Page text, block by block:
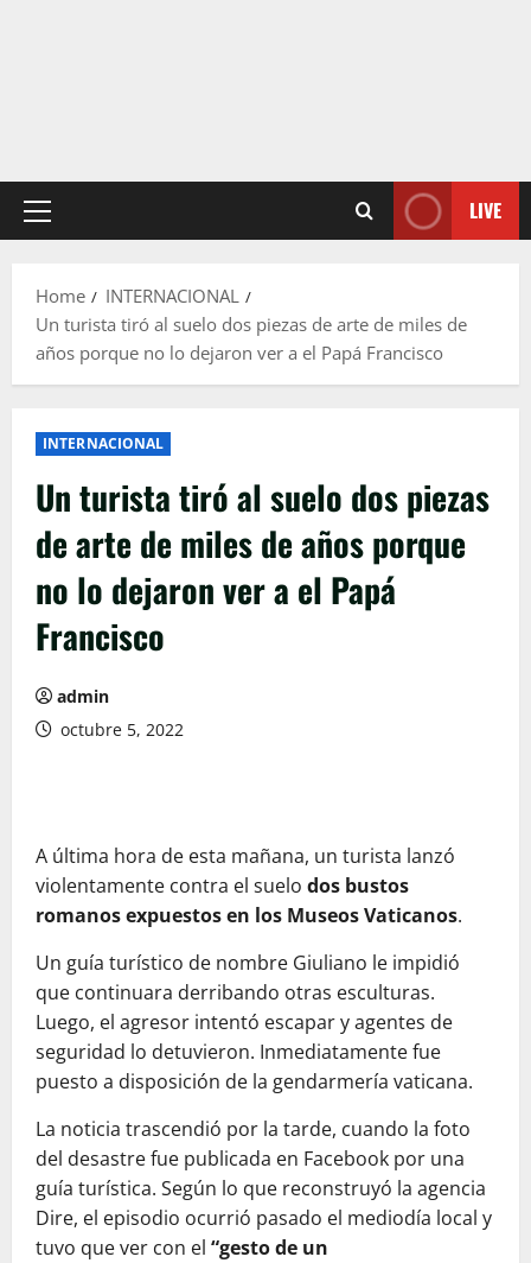
Primary
LIVE
Home
INTERNACIONAL
Un turista tiró al suelo dos piezas de arte de miles de
años porque no lo dejaron ver a el Papá Francisco
INTERNACIONAL
Un turista tiró al suelo dos piezas
de arte de miles de años porque
no lo dejaron ver a el Papá
Francisco
admin
octubre 5, 2022
A última hora de esta mañana, un turista lanzó
violentamente contra el suelo dos bustos
romanos expuestos en los Museos Vaticanos.
Un guía turístico de nombre Giuliano le impidió
que continuara derribando otras esculturas.
Luego, el agresor intentó escapar y agentes de
seguridad lo detuvieron. Inmediatamente fue
puesto a disposición de la gendarmería vaticana.
La noticia trascendió por la tarde, cuando la foto
del desastre fue publicada en Facebook por una
guía turística. Según lo que reconstruyó la agencia
Dire, el episodio ocurrió pasado el mediodía local y
tuvo que ver con el “gesto de un